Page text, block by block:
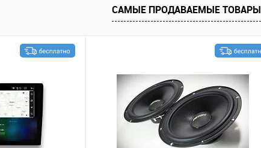
САМЫЕ ПРОДАВАЕМЫЕ ТОВАРЫ